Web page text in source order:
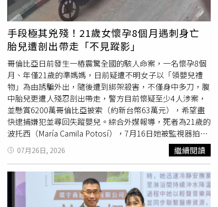
片中的「嬰兒」其實是一具高擬真仿真娃娃，而真正的真
相，直到幾天後才逐漸浮出水面。然而，這場騙局並沒有隨
著「孩子出生」畫下句點。基拉隨後對外宣稱，女兒邦妮莉
喬伊絲（Bonnie-Leigh Joyce）因先天性心臟疾病不幸夭
折，再度引來親友無數安慰與關心。事實上，她從未讓家人
真正接觸過那具高擬真娃娃，除了自己之外，唯一能抱著
「孩子」的人只有傑米。每當親友提出想探望新生兒或抱抱
孩子，她總以孩子剛出生、需要休息或身體不舒服等理由婉
拒。由於大家都認為她只是初為人母、保護孩子心切，因此
始終沒有起疑。基拉透露，傑米甚至曾在她不在場的情況
下，獨自抱著那具仿真娃娃前往父母家探望家人，車程約20
分鐘，當時現場所有人都相信那是真正的新生兒，沒有任何
人察覺異狀。她因此直言，如果真的有人最有機會發現真
相，「那應該就是傑米，而不是其他人」。隨著時間推移，
騙局開始出現裂痕。基拉表示，她最擔心的就是事情比預期
更早曝光。一次家族聚會返程途中，幾名年幼親戚便發現坐
在車上的「嬰兒」毫無反應，懷疑那根本是一具娃娃，下車
後立刻向大人提起。之後，越來越多家人開始察覺異常，因
號誌左轉而釀禍，但實際肇因仍有待警方進一步調閱路口監
視器畫面、行車紀錄器及相關證據後確認。警方也提醒，用
路人行經路口時務必遵守交通號誌，切勿搶快或違規轉彎，
尤其載有幼童時，更應確實使用兒童安全座椅並提高警覺，
才能降低交通事故造成的傷害，避免憾事再次發生。
手段極其兇殘！21歲女懷孕8個月遇刺身亡
胎兒遭剖出帶走「不見蹤影」
哥倫比亞日前發生一樁震驚全國的駭人命案，一名懷孕8個
月、年僅21歲的準媽媽，日前疑遭不明女子以「領嬰兒禮
物」為由誘騙外出，隨後遭到綁架殺害，不僅身中多刀，腹
中胎兒更遭人殘忍剖出帶走，警方目前懷疑至少4人涉案，
並懸賞6200萬哥倫比亞披索（約新台幣63萬元），希望盡
快逮捕嫌犯並尋回失蹤嬰兒。綜合外媒報導，死者為21歲的
波托西（María Camila Potosí），7月16日她被監視器拍到
正搭乘一名女子騎乘的機車離開，這也是她最後的身影，之
後便失去音訊。警方指出，波托西失蹤數日後，於距離住家
刀傷，腹中胎兒已遭人剖出帶走，犯案手法相當殘忍。卡利
警察局長貝納維德斯（Herbert Benavídez）表示，初步研
判恐有超過4名嫌犯共同犯案，目前正全力追查涉案人士及
07月26日, 2026 繼續閱讀